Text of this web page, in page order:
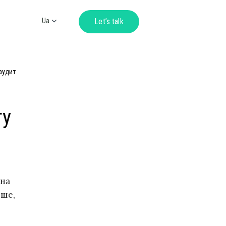
Ua
Let’s talk